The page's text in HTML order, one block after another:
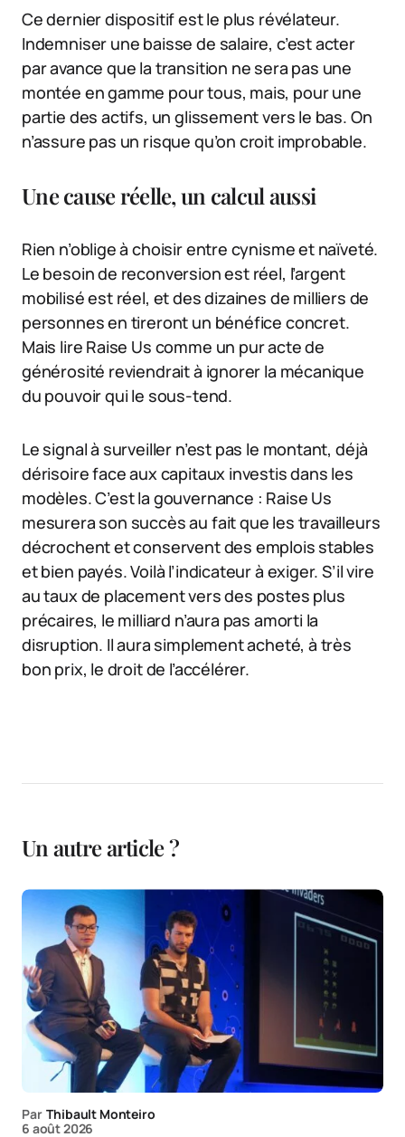
Ce dernier dispositif est le plus révélateur.
Indemniser une baisse de salaire, c’est acter
par avance que la transition ne sera pas une
montée en gamme pour tous, mais, pour une
partie des actifs, un glissement vers le bas. On
n’assure pas un risque qu’on croit improbable.
Une cause réelle, un calcul aussi
Rien n’oblige à choisir entre cynisme et naïveté.
Le besoin de reconversion est réel, l’argent
mobilisé est réel, et des dizaines de milliers de
personnes en tireront un bénéfice concret.
Mais lire Raise Us comme un pur acte de
générosité reviendrait à ignorer la mécanique
du pouvoir qui le sous-tend.
Le signal à surveiller n’est pas le montant, déjà
dérisoire face aux capitaux investis dans les
modèles. C’est la gouvernance : Raise Us
mesurera son succès au fait que les travailleurs
décrochent et conservent des emplois stables
et bien payés. Voilà l’indicateur à exiger. S’il vire
au taux de placement vers des postes plus
précaires, le milliard n’aura pas amorti la
disruption. Il aura simplement acheté, à très
bon prix, le droit de l’accélérer.
Un autre article ?
Par Thibault Monteiro
6 août 2026